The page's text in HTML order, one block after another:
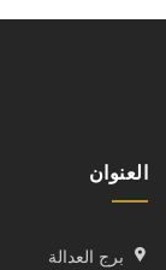
العنوان
برج العدالة